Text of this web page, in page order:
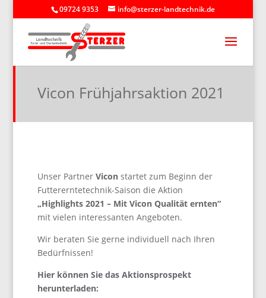
09724 9353 info@sterzer-landtechnik.de
Vicon Frühjahrsaktion 2021
Unser Partner Viconstartet zum Beginn der
Futtererntetechnik-Saison die Aktion
„Highlights 2021 – Mit Vicon Qualität ernten“
mit vielen interessanten Angeboten.
Wir beraten Sie gerne individuell nach Ihren
Bedürfnissen!
Hier können Sie das Aktionsprospekt
herunterladen: